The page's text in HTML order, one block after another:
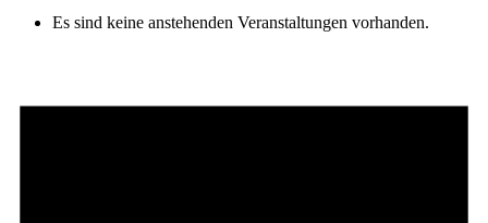
Es sind keine anstehenden Veranstaltungen vorhanden.